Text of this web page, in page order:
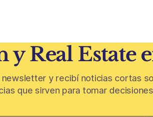
y Real Estate
y recibí noticias cortas
que sirven para tomar